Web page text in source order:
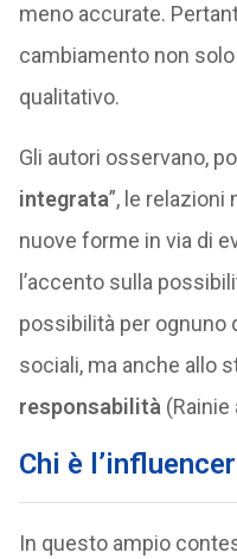
meno accurate.
cambiamento non
qualitativo.
Gli autori osservano,
integrata”, le
nuove forme in via di
l’accento sulla
possibilità per ognuno
sociali, ma anche allo
responsabilità (Rainie
Chi è
In questo ampio